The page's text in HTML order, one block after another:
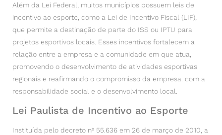
Além da Lei Federal, muitos municípios possuem leis de
incentivo ao esporte, como a Lei de Incentivo Fiscal (LIF),
que permite a destinação de parte do ISS ou IPTU para
projetos esportivos locais. Esses incentivos fortalecem a
relação entre a empresa e a comunidade em que atua,
promovendo o desenvolvimento de atividades esportivas
regionais e reafirmando o compromisso da empresa. com a
responsabilidade social e o desenvolvimento local.
Lei Paulista de Incentivo ao Esporte
Instituída pelo decreto nº 55.636 em 26 de março de 2010, a